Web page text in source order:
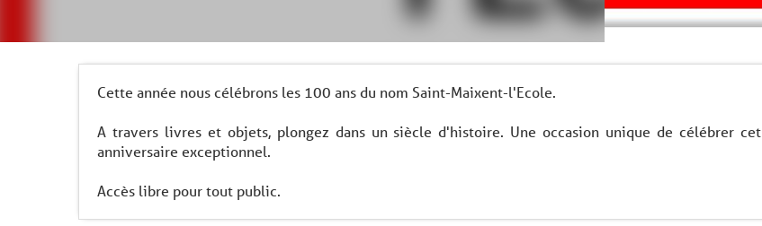
Cette année nous célébrons les 100 ans du nom Saint-Maixent-l'Ecole.
A travers livres et objets, plongez dans un siècle d'histoire. Une occasion unique de célébrer cet
anniversaire exceptionnel.
Accès libre pour tout public.